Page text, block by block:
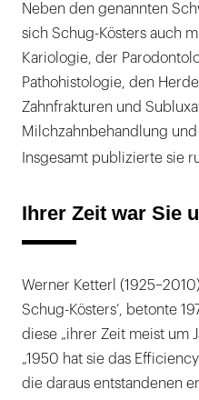
Neben den genannten
sich Schug-Kösters auch
Kariologie, der
Pathohistologie, den
Zahnfrakturen und
Milchzahnbehandlung
Insgesamt publizierte sie
Ihrer Zeit war Sie
Werner Ketterl
Schug-Kösters‘, betonte
diese „ihrer Zeit meist um
„1950 hat sie das
die daraus entstandenen